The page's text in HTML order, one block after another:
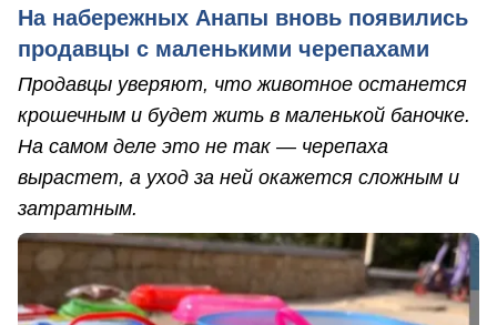
На набережных Анапы вновь появились
продавцы с маленькими черепахами
Продавцы уверяют, что животное останется
крошечным и будет жить в маленькой баночке.
На самом деле это не так — черепаха
вырастет, а уход за ней окажется сложным и
затратным.